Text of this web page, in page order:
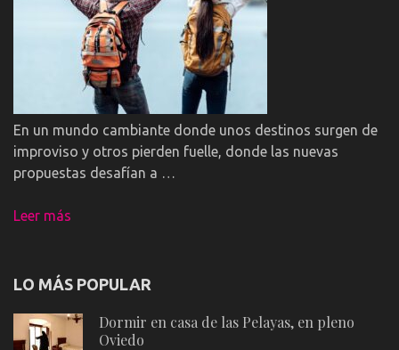
En un mundo cambiante donde unos destinos surgen de
improviso y otros pierden fuelle, donde las nuevas
propuestas desafían a …
Leer más
LO MÁS POPULAR
Dormir en casa de las Pelayas, en pleno
Oviedo